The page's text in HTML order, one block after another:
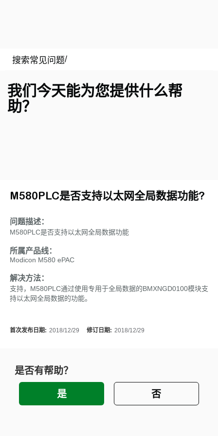
我们今天能为您提供什么帮
助？
M580PLC是否支持以太网全局数据功能?
问题描述：
M580PLC是否支持以太网全局数据功能
所属产品线：
Modicon M580 ePAC
解决方法：
支持，M580PLC通过使用专用于全局数据的BMXNGD0100模块支
持以太网全局数据的功能。
首次发布日期: 2018/12/29 修订日期: 2018/12/29
是否有帮助？